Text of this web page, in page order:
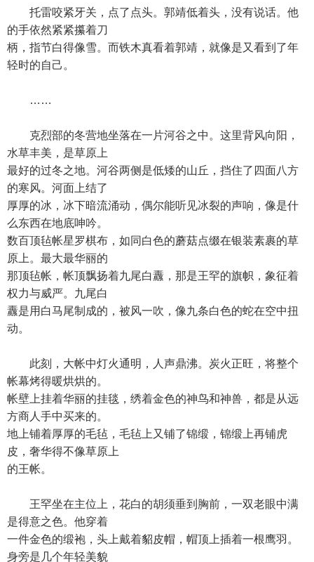
托雷咬紧牙关，点了点头。郭靖低着头，没有说话。他
的手依然紧紧攥着刀
柄，指节白得像雪。而铁木真看着郭靖，就像是又看到了年
轻时的自己。
……
克烈部的冬营地坐落在一片河谷之中。这里背风向阳，
水草丰美，是草原上
最好的过冬之地。河谷两侧是低矮的山丘，挡住了四面八方
的寒风。河面上结了
厚厚的冰，冰下暗流涌动，偶尔能听见冰裂的声响，像是什
么东西在地底呻吟。
数百顶毡帐星罗棋布，如同白色的蘑菇点缀在银装素裹的草
原上。最大最华丽的
那顶毡帐，帐顶飘扬着九尾白纛，那是王罕的旗帜，象征着
权力与威严。九尾白
纛是用白马尾制成的，被风一吹，像九条白色的蛇在空中扭
动。
此刻，大帐中灯火通明，人声鼎沸。炭火正旺，将整个
帐幕烤得暖烘烘的。
帐壁上挂着华丽的挂毯，绣着金色的神鸟和神兽，都是从远
方商人手中买来的。
地上铺着厚厚的毛毡，毛毡上又铺了锦缎，锦缎上再铺虎
皮，奢华得不像草原上
的王帐。
王罕坐在主位上，花白的胡须垂到胸前，一双老眼中满
是得意之色。他穿着
一件金色的缎袍，头上戴着貂皮帽，帽顶上插着一根鹰羽。
身旁是几个年轻美貌